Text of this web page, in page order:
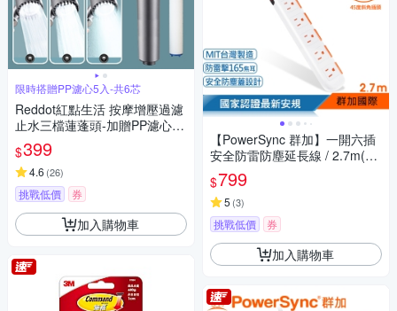
限時搭贈PP濾心5入-共6芯
Reddot紅點生活 按摩增壓過濾
止水三檔蓮蓬頭-加贈PP濾心5
入(共6芯)
$399
4.6 (26)
挑戰低價 券
加入購物車
【PowerSync 群加】一開六插
安全防雷防塵延長線 / 2.7m(TS
6W9027)
$799
5 (3)
挑戰低價 券
加入購物車